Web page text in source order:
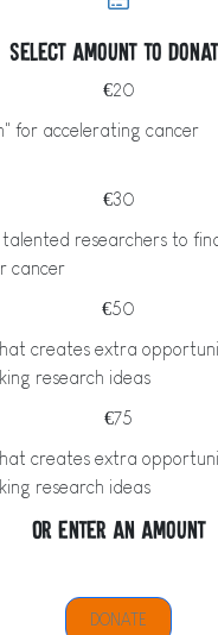
Select amount to
€20
for accelerating cancer
€30
researchers to
cancer
€50
creates extra
research ideas
€75
creates extra
research ideas
Or enter an amount
DONATE